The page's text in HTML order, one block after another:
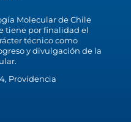
Molecular de Chile
tiene por finalidad el
técnico como
y divulgación de la
Providencia